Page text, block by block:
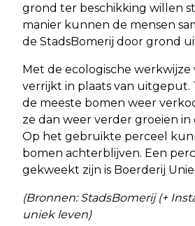
grond ter beschikking willen
manier kunnen de mensen
de StadsBomerij door grond
Met de ecologische
verrijkt in plaats van uitgeput.
de meeste bomen weer
ze dan weer verder groeien
Op het gebruikte perceel
bomen achterblijven. Een
gekweekt zijn is Boerderij
(Bronnen: StadsBomerij (+
uniek leven)